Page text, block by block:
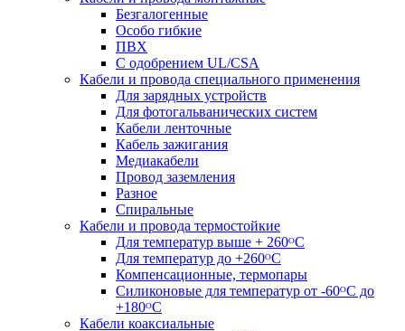
Безгалогенные
Особо гибкие
ПВХ
С одобрением UL/CSA
Кабели и провода специального применения
Для зарядных устройств
Для фотогальванических систем
Кабели ленточные
Кабель зажигания
Медиакабели
Провод заземления
Разное
Спиральные
Кабели и провода термостойкие
Для температур выше + 260ᴼС
Для температур до +260ᴼС
Компенсационные, термопары
Силиконовые для температур от -60ᴼC до
+180ᴼС
Кабели коаксиальные